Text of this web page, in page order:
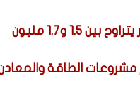
الطاقة والمعادن